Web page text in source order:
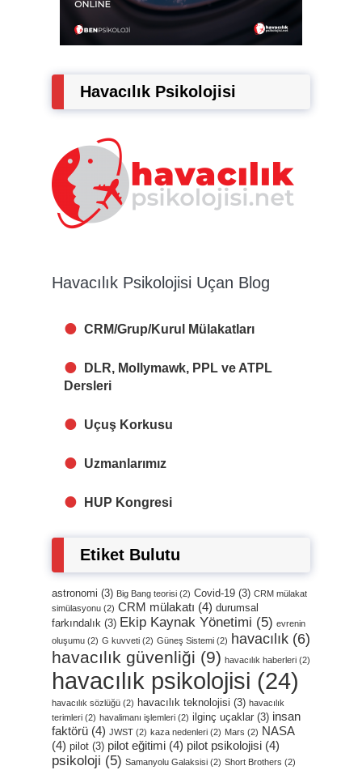
Havacılık Psikolojisi
Havacılık Psikolojisi Uçan Blog
CRM/Grup/Kurul Mülakatları
DLR, Mollymawk, PPL ve ATPL
Dersleri
Uçuş Korkusu
Uzmanlarımız
HUP Kongresi
Etiket Bulutu
astronomi (3) Big Bang teorisi (2) Covid-19 (3) CRM mülakat
simülasyonu (2) CRM mülakatı (4) durumsal
farkındalık (3) Ekip Kaynak Yönetimi (5) evrenin
oluşumu (2) G kuvveti (2) Güneş Sistemi (2) havacılık (6)
havacılık güvenliği (9) havacılık haberleri (2)
havacılık psikolojisi (24)
havacılık sözlüğü (2) havacılık teknolojisi (3) havacılık
terimleri (2) havalimanı işlemleri (2) ilginç uçaklar (3) insan
faktörü (4) JWST (2) kaza nedenleri (2) Mars (2) NASA
(4) pilot (3) pilot eğitimi (4) pilot psikolojisi (4)
psikoloji (5) Samanyolu Galaksisi (2) Short Brothers (2)